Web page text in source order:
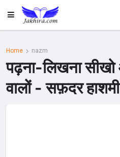
Home nazm
पढ़ना-लिखना
वालों - सफ़दर हाशमी